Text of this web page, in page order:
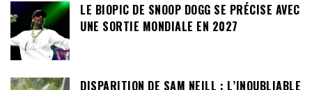
LE BIOPIC DE SNOOP DOGG SE PRÉCISE AVEC
UNE SORTIE MONDIALE EN 2027
DISPARITION DE SAM NEILL : L’INOUBLIABLE